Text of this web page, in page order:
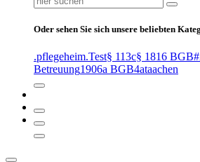
nach:
Oder sehen Sie sich unsere beliebten
.pflegeheim.Test§ 113c§ 1816 BGB
Betreuung1906a BGB4ataachen